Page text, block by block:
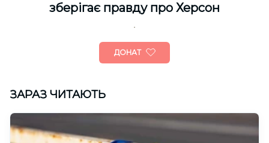
зберігає правду про Херсон
ДОНАТ
ЗАРАЗ ЧИТАЮТЬ